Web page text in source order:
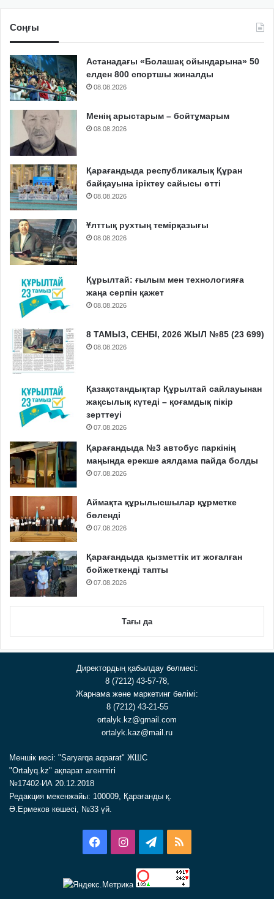
Соңғы
Астанадағы «Болашақ ойындарына» 50
елден 800 спортшы жиналды
08.08.2026
Менің арыстарым – бойтұмарым
08.08.2026
Қарағандыда республикалық Құран
байқауына іріктеу сайысы өтті
08.08.2026
Ұлттық рухтың темірқазығы
08.08.2026
Құрылтай: ғылым мен технологияға
жаңа серпін қажет
08.08.2026
8 ТАМЫЗ, СЕНБІ, 2026 ЖЫЛ №85 (23 699)
08.08.2026
Қазақстандықтар Құрылтай сайлауынан
жақсылық күтеді – қоғамдық пікір
зерттеуі
07.08.2026
Қарағандыда №3 автобус паркінің
маңында ерекше аялдама пайда болды
07.08.2026
Аймақта құрылысшылар құрметке
бөленді
07.08.2026
Қарағандыда қызметтік ит жоғалған
бойжеткенді тапты
07.08.2026
Тағы да
Директордың қабылдау бөлмесі:
8 (7212) 43-57-78,
Жарнама және маркетинг бөлімі:
8 (7212) 43-21-55
ortalyk.kz@gmail.com
ortalyk.kaz@mail.ru
Меншік иесі: "Saryarqa aqparat" ЖШС
"Ortalyq.kz" ақпарат агенттігі
№17402-ИА 20.12.2018
Редакция мекенжайы: 100009, Қарағанды қ.
Ә.Ермеков көшесі, №33 үй.
FacebookInstagramTelegram